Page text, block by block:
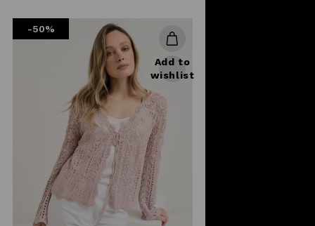
-50%
Add to
wishlist